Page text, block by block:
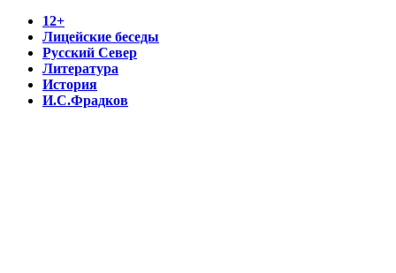
12+
Лицейские беседы
Русский Север
Литература
История
И.С.Фрадков